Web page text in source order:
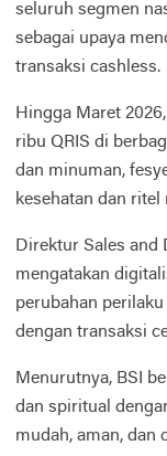
seluruh segmen
sebagai upaya
transaksi cashless.
Hingga Maret
ribu QRIS di
dan minuman,
kesehatan dan ritel
Direktur Sales and
mengatakan
perubahan
dengan transaksi
Menurutnya, BSI
dan spiritual
mudah, aman, dan